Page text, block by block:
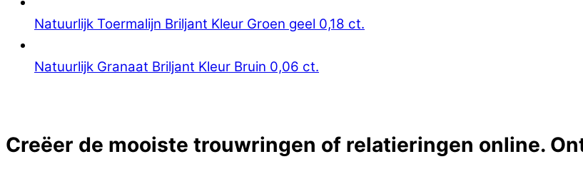
Natuurlijk Toermalijn Briljant Kleur Groen geel 0,18 ct.
Natuurlijk Granaat Briljant Kleur Bruin 0,06 ct.
Creëer de mooiste trouwringen of relatieringen online.